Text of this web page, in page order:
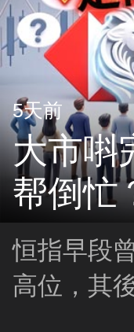
5天前
大市唞
帮倒忙
恒指早段
高位，其
市有没有